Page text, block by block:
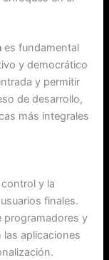
es fundamental
y democrático
y permitir
de desarrollo,
más integrales
y la
finales.
programadores y
las aplicaciones